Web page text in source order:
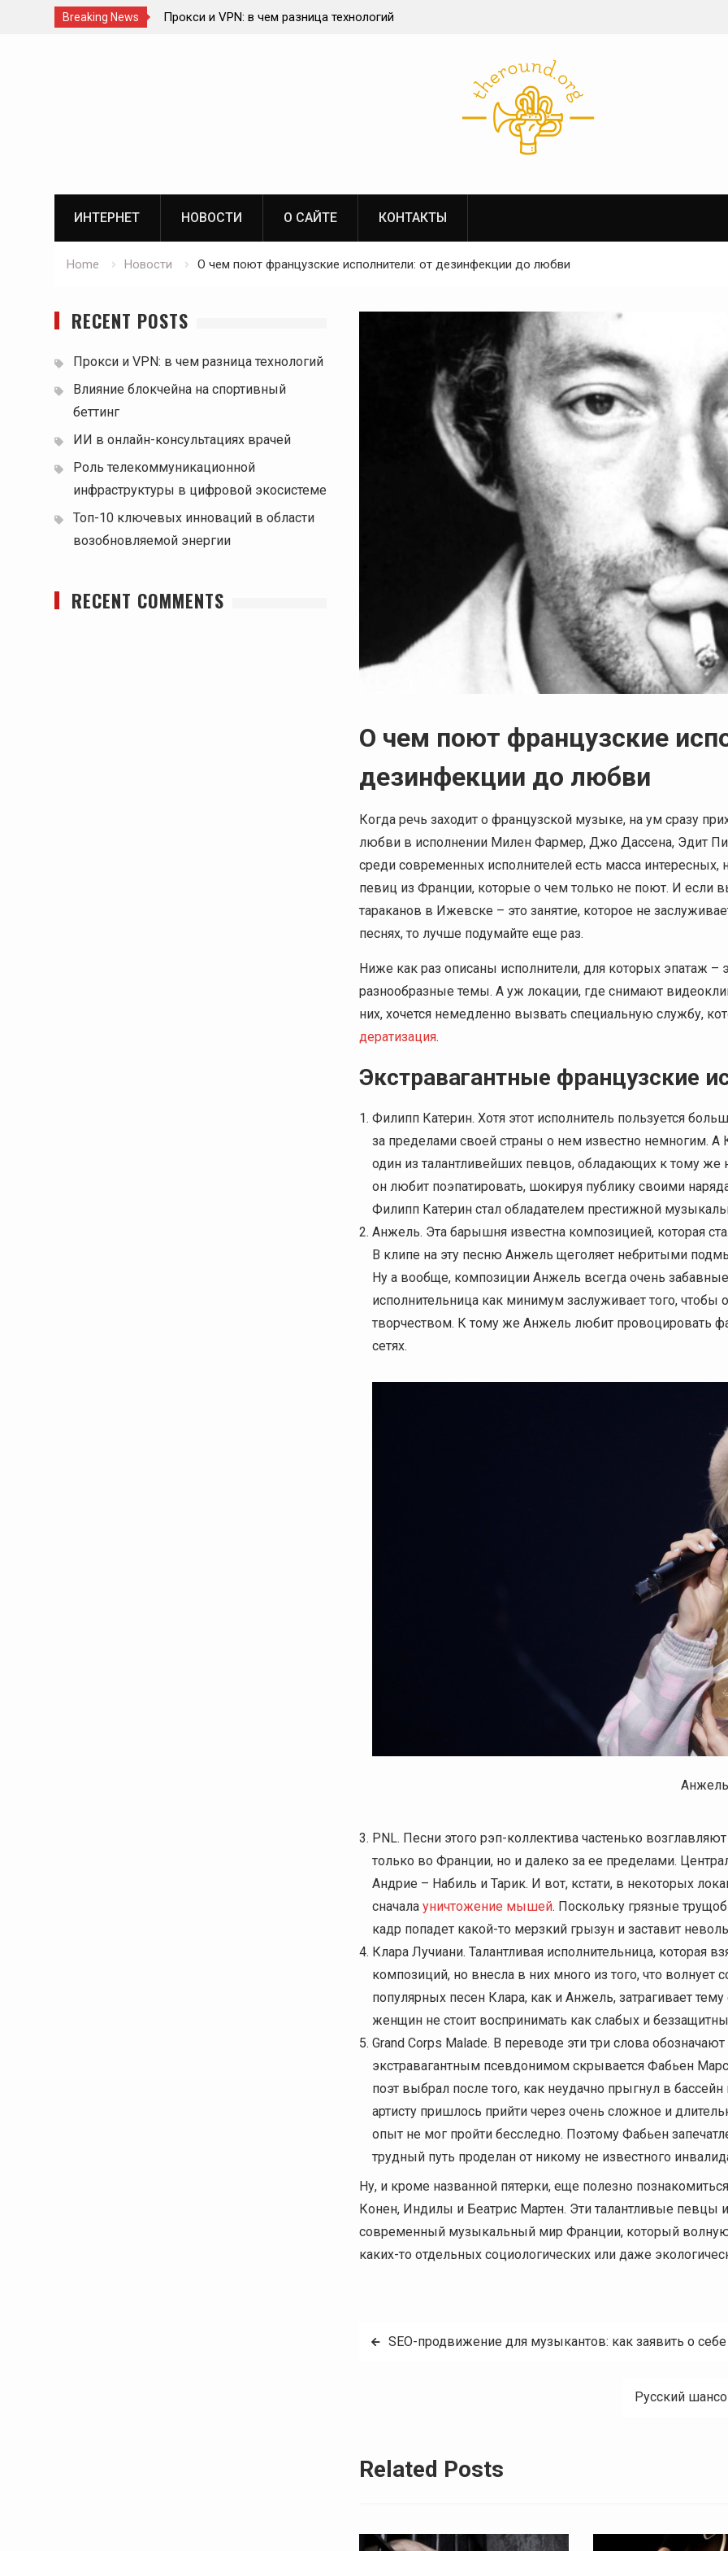
Breaking News
Прокси и VPN: в чем разница технологий
ИНТЕРНЕТ НОВОСТИ О САЙТЕ КОНТАКТЫ
Home Новости О чем поют французские исполнители: от дезинфекции до любви
О чем поют французские
дезинфекции до любви
Когда речь заходит о французской музыке, на ум сразу
любви в исполнении Милен Фармер, Джо Дассена, Эдит
среди современных исполнителей есть масса
певиц из Франции, которые о чем только не поют. И если
тараканов в Ижевске – это занятие, которое не
песнях, то лучше подумайте еще раз.
Ниже как раз описаны исполнители, для которых эпатаж –
разнообразные темы. А уж локации, где снимают
них, хочется немедленно вызвать специальную службу,
дератизация.
Экстравагантные французские
Филипп Катерин. Хотя этот исполнитель пользуется
за пределами своей страны о нем известно немногим. А
один из талантливейших певцов, обладающих к тому
он любит поэпатировать, шокируя публику своими
Филипп Катерин стал обладателем престижной
Анжель. Эта барышня известна композицией, которая
В клипе на эту песню Анжель щеголяет небритыми
Ну а вообще, композиции Анжель всегда очень
исполнительница как минимум заслуживает того, чтобы
творчеством. К тому же Анжель любит провоцировать
сетях.
Анжель
PNL. Песни этого рэп-коллектива частенько
только во Франции, но и далеко за ее пределами.
Андрие – Набиль и Тарик. И вот, кстати, в некоторых
сначала уничтожение мышей. Поскольку грязные
кадр попадет какой-то мерзкий грызун и заставит
Клара Лучиани. Талантливая исполнительница, которая
композиций, но внесла в них много из того, что
популярных песен Клара, как и Анжель, затрагивает
женщин не стоит воспринимать как слабых и
Grand Corps Malade. В переводе эти три слова
экстравагантным псевдонимом скрывается Фабьен
поэт выбрал после того, как неудачно прыгнул в
артисту пришлось прийти через очень сложное и
опыт не мог пройти бесследно. Поэтому Фабьен
трудный путь проделан от никому не известного
Ну, и кроме названной пятерки, еще полезно
Конен, Индилы и Беатрис Мартен. Эти талантливые
современный музыкальный мир Франции, который
каких-то отдельных социологических или даже
PostSEO-продвижение для музыкантов: как заявить о
Русский
Related Posts
RECENT POSTS
Прокси и VPN: в чем разница технологий
Влияние блокчейна на спортивный
беттинг
ИИ в онлайн-консультациях врачей
Роль телекоммуникационной
инфраструктуры в цифровой экосистеме
Топ-10 ключевых инноваций в области
возобновляемой энергии
RECENT COMMENTS